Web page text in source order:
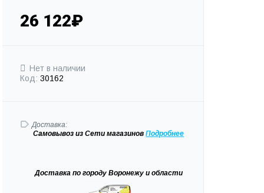
26 122₽
Нет в наличии
Код: 30162
Доставка:
Самовывозиз Сети магазиновПодробнее
Доставкапо городу Воронежу и области